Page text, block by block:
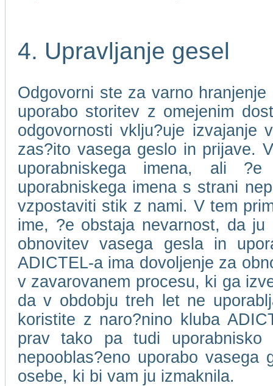
4. Upravljanje gesel
Odgovorni ste za varno
uporabo storitev z omejenim
odgovornosti vklju?uje izvajanje
zas?ito vasega geslo in prijave.
uporabniskega imena, ali
uporabniskega imena s strani
vzpostaviti stik z nami. V tem
ime, ?e obstaja nevarnost, da
obnovitev vasega gesla in
ADICTEL-a ima dovoljenje za
v zavarovanem procesu, ki ga
da v obdobju treh let ne
koristite z naro?nino kluba
prav tako pa tudi
nepooblas?eno uporabo
osebe, ki bi vam ju izmaknila.